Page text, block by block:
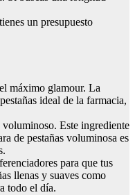
un presupuesto
máximo glamour. La
ideal de la farmacia,
voluminoso. Este ingrediente
de pestañas voluminosa es
para que tus
llenas y suaves como
todo el día.